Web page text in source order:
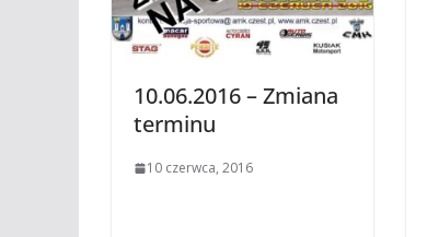
10.06.2016 – Zmiana
terminu
10 czerwca, 2016